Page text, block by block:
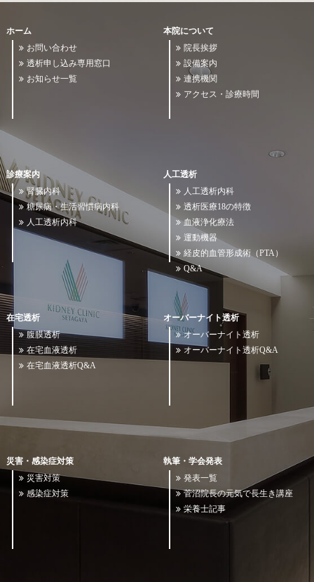
ホーム
お問い合わせ
透析申し込み専用窓口
お知らせ一覧
本院について
院長挨拶
設備案内
連携機関
アクセス・診療時間
診療案内
腎臓内科
糖尿病・生活習慣病内科
人工透析内科
人工透析
人工透析内科
透析医療18の特徴
血液浄化療法
運動機器
経皮的血管形成術（PTA）
Q&A
在宅透析
腹膜透析
在宅血液透析
在宅血液透析Q&A
オーバーナイト透析
オーバーナイト透析
オーバーナイト透析Q&A
災害・感染症対策
災害対策
感染症対策
執筆・学会発表
発表一覧
菅沼院長の元気で長生き講座
栄養士記事